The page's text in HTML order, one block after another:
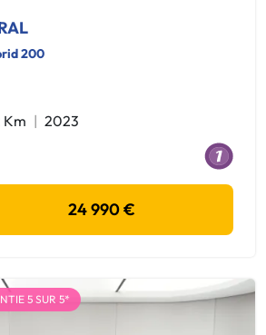
200
Km
2023
24 990 €
5 SUR 5*